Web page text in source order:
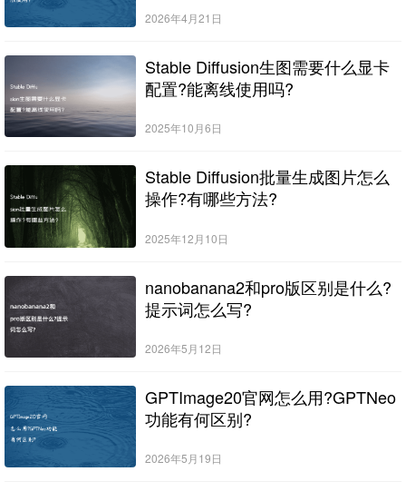
2026年4月21日
Stable Diffusion生图需要什么显卡
配置?能离线使用吗?
2025年10月6日
Stable Diffusion批量生成图片怎么
操作?有哪些方法?
2025年12月10日
nanobanana2和pro版区别是什么?
提示词怎么写?
2026年5月12日
GPTImage20官网怎么用?GPTNeo
功能有何区别?
2026年5月19日